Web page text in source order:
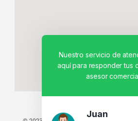
Nuestro servicio de
aquí para responder tus
asesor
Juan